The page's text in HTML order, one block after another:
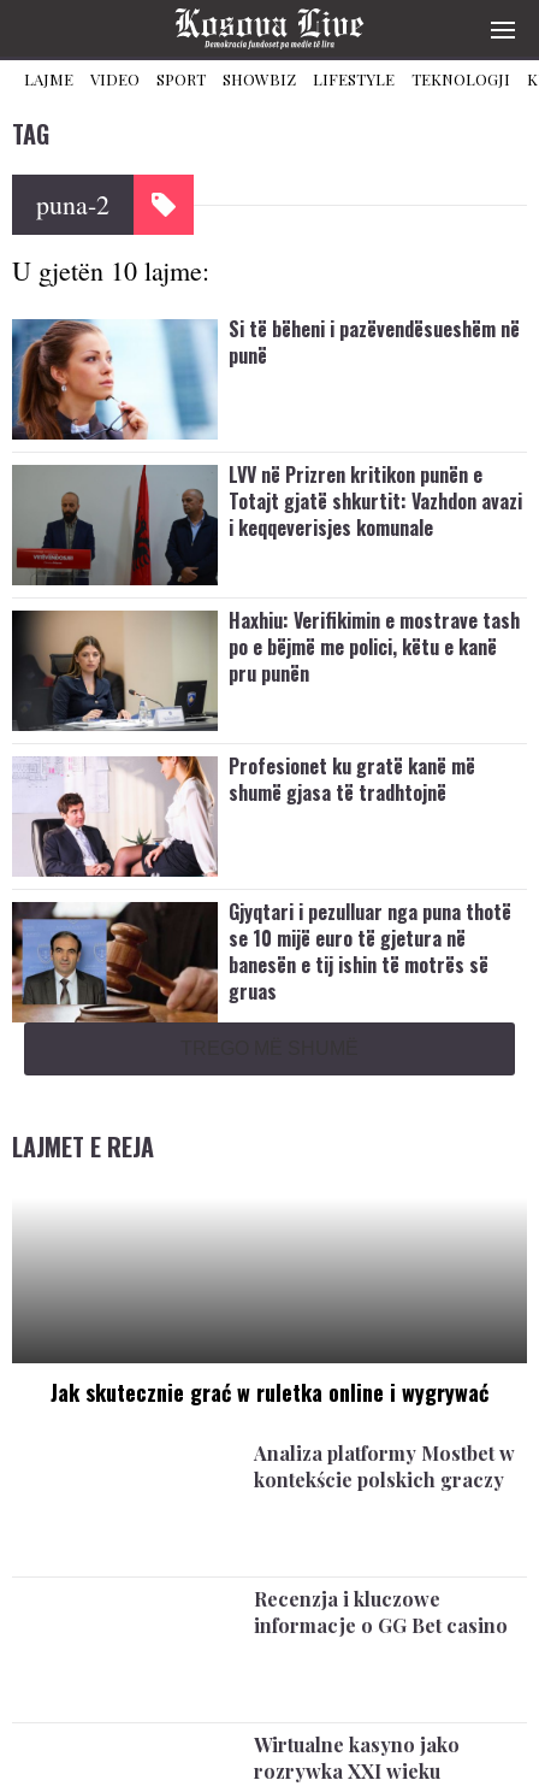
LAJME VIDEO SPORT SHOWBIZ LIFESTYLE TEKNOLOGJI
TAG
puna-2
U gjetën 10 lajme:
Si të bëheni i pazëvendësueshëm në
punë
LVV në Prizren kritikon punën e
Totajt gjatë shkurtit: Vazhdon avazi
i keqqeverisjes komunale
Haxhiu: Verifikimin e mostrave tash
po e bëjmë me polici, këtu e kanë
pru punën
Profesionet ku gratë kanë më
shumë gjasa të tradhtojnë
Gjyqtari i pezulluar nga puna thotë
se 10 mijë euro të gjetura në
banesën e tij ishin të motrës së
gruas
LAJMET E REJA
Jak skutecznie grać w ruletka online i wygrywać
Analiza platformy Mostbet w
kontekście polskich graczy
Recenzja i kluczowe
informacje o GG Bet casino
Wirtualne kasyno jako
rozrywka XXI wieku